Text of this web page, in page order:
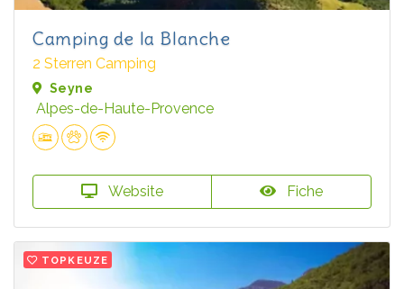
Camping de la Blanche
2 Sterren Camping
Seyne
Alpes-de-Haute-Provence
Website Fiche
TOPKEUZE